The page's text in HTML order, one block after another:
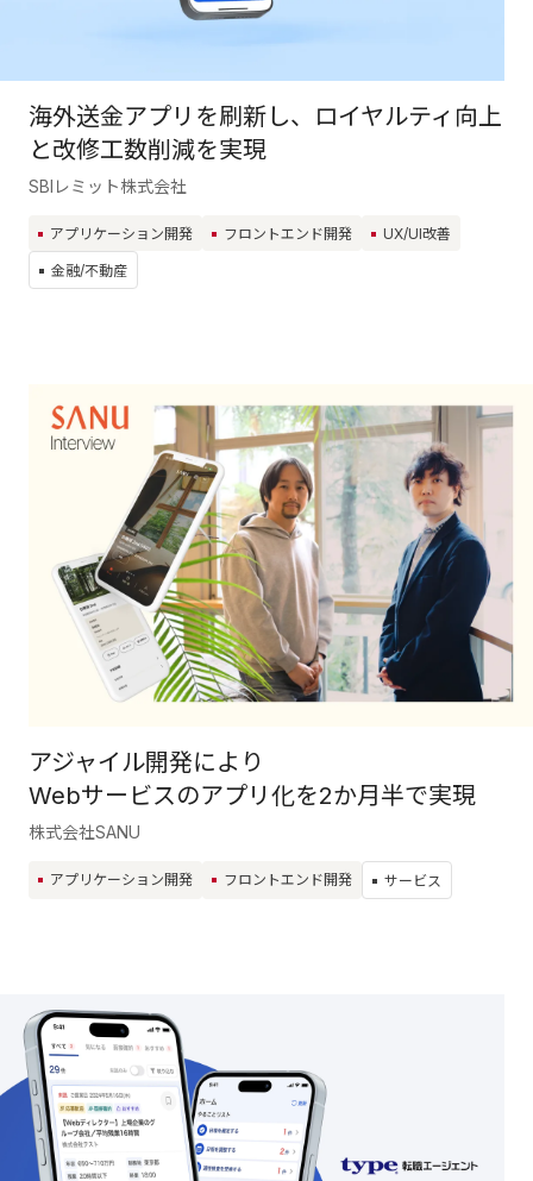
海外送金アプリを刷新し、ロイヤルティ向上
と改修工数削減を実現
SBIレミット株式会社
アプリケーション開発 フロントエンド開発 UX/UI改善
金融/不動産
アジャイル開発により
Webサービスのアプリ化を2か月半で実現
株式会社SANU
アプリケーション開発 フロントエンド開発 サービス